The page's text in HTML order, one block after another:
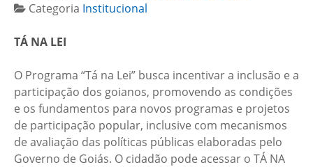
Categoria Institucional
TÁ NA LEI
O Programa “Tá na Lei” busca incentivar a inclusão e a
participação dos goianos, promovendo as condições
e os fundamentos para novos programas e projetos
de participação popular, inclusive com mecanismos
de avaliação das políticas públicas elaboradas pelo
Governo de Goiás. O cidadão pode acessar o TÁ NA